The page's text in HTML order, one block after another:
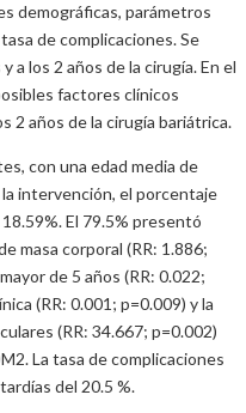
demográficas, parámetros
de complicaciones. Se
a los 2 años de la cirugía. En el
factores clínicos
2 años de la cirugía bariátrica.
con una edad media de
intervención, el porcentaje
El 79.5% presentó
masa corporal (RR: 1.886;
de 5 años (RR: 0.022;
(RR: 0.001; p=0.009) y la
(RR: 34.667; p=0.002)
La tasa de complicaciones
del 20.5 %.